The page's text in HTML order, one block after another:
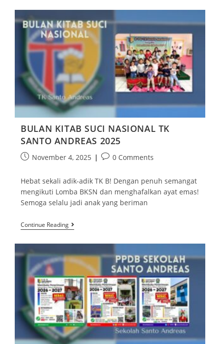
BULAN KITAB SUCI NASIONAL TK
SANTO ANDREAS 2025
November 4, 2025 0 Comments
Hebat sekali adik-adik TK B! Dengan penuh semangat
mengikuti Lomba BKSN dan menghafalkan ayat emas!
Semoga selalu jadi anak yang beriman
Continue Reading